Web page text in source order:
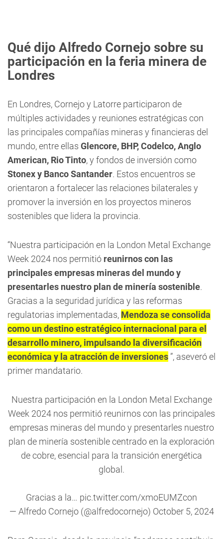
Qué dijo Alfredo Cornejo sobre su
participación en la feria minera de
Londres
En Londres, Cornejo y Latorre participaron de
múltiples actividades y reuniones estratégicas con
las principales compañías mineras y financieras del
mundo, entre ellas Glencore, BHP, Codelco, Anglo
American, Rio Tinto, y fondos de inversión como
Stonex y Banco Santander. Estos encuentros se
orientaron a fortalecer las relaciones bilaterales y
promover la inversión en los proyectos mineros
sostenibles que lidera la provincia.
“Nuestra participación en la London Metal Exchange
Week 2024 nos permitió reunirnos con las
principales empresas mineras del mundo y
presentarles nuestro plan de minería sostenible.
Gracias a la seguridad jurídica y las reformas
regulatorias implementadas, Mendoza se consolida
como un destino estratégico internacional para el
desarrollo minero, impulsando la diversificación
económica y la atracción de inversiones”, aseveró el
primer mandatario.
Nuestra participación en la London Metal Exchange
Week 2024 nos permitió reunirnos con las principales
empresas mineras del mundo y presentarles nuestro
plan de minería sostenible centrado en la exploración
de cobre, esencial para la transición energética
global.
Gracias a la… pic.twitter.com/xmoEUMZcon
— Alfredo Cornejo (@alfredocornejo) October 5, 2024